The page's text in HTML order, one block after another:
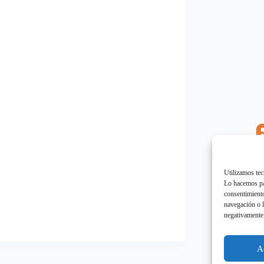
Utilizamos
Lo hacemos
navegación o